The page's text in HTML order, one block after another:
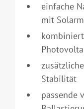
einfache
mit
Stabilität
passende